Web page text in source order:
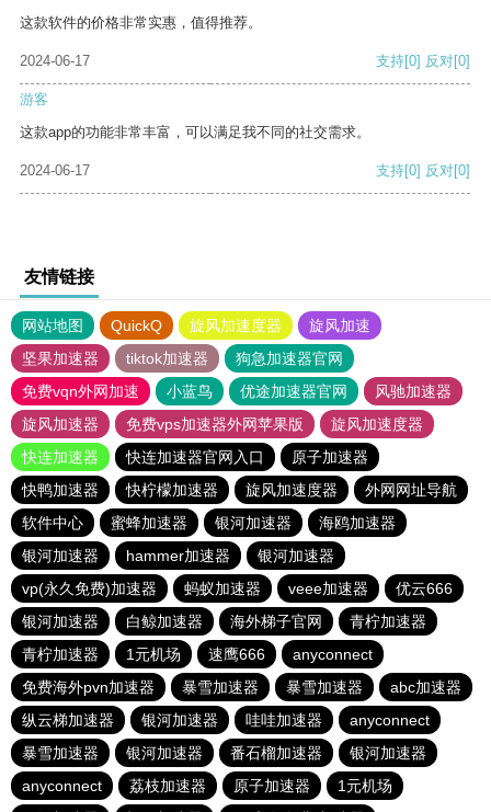
这款软件的价格非常实惠，值得推荐。
2024-06-17 支持[0] 反对[0]
游客
这款app的功能非常丰富，可以满足我不同的社交需求。
2024-06-17 支持[0] 反对[0]
友情链接
网站地图 QuickQ 旋风加速度器
旋风加速
坚果加速器
tiktok加速器
狗急加速器官网
免费vqn外网加速
小蓝鸟 优途加速器官网
风驰加速器
旋风加速器
免费vps加速器外网苹果版
旋风加速度器
快连加速器
快连加速器官网入口
原子加速器
快鸭加速器
快柠檬加速器 旋风加速度器
外网网址导航
软件中心
蜜蜂加速器 银河加速器
海鸥加速器
银河加速器
hammer加速器
银河加速器
vp(永久免费)加速器
蚂蚁加速器 veee加速器
优云666
银河加速器
白鲸加速器 海外梯子官网
青柠加速器
青柠加速器
1元机场 速鹰666
anyconnect
免费海外pvn加速器
暴雪加速器 暴雪加速器
abc加速器
纵云梯加速器
银河加速器 哇哇加速器
anyconnect
暴雪加速器
银河加速器 番石榴加速器
银河加速器
anyconnect
荔枝加速器 原子加速器
1元机场